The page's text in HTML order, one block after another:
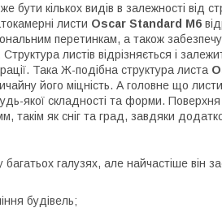
бути кількох видів в залежності від
листи Oscar Standard M6
перетинкам, а також
листів відрізняється і
Така Ж-подібна структура листа
його міцність. А головне що
якої складності та форми. Поверхня
такім як сніг та град, завдяки
багатьох галузях, але найчастіше він
будівель;